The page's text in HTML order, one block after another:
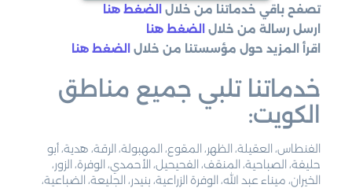
تصفح باقي خدماتنا من خلال الضغط هنا
ارسل رسالة من خلال
الضغط هنا
اقرأ المزيد حول مؤسستنا من خلال
الضغط هنا
خدماتنا تلبي جميع مناطق
الكويت:
الفنطاس، العقيلة، الظهر، المقوع، المهبولة، الرقة، هدية، أبو
حليفة، الصباحية، المنقف، الفحيحيل، الأحمدي، الوفرة، الزور،
الخيران، ميناء عبد الله، الوفرة الزراعية، بنيدر، الجليعة، الضباعية،